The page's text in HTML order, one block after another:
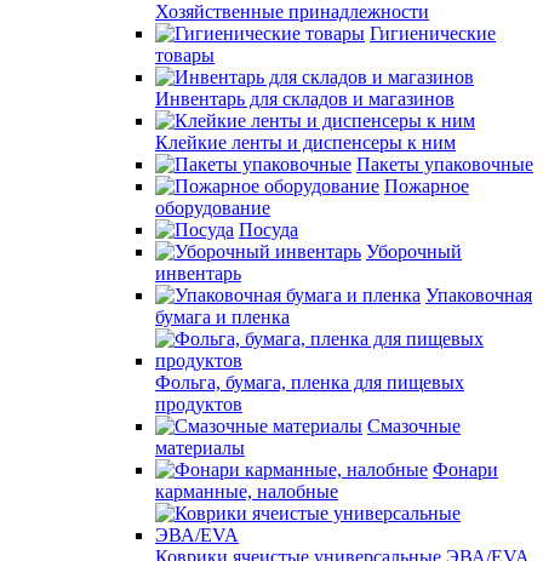
Хозяйственные принадлежности
Гигиенические
товары
Инвентарь для складов и магазинов
Клейкие ленты и диспенсеры к ним
Пакеты упаковочные
Пожарное
оборудование
Посуда
Уборочный
инвентарь
Упаковочная
бумага и пленка
Фольга, бумага, пленка для пищевых
продуктов
Смазочные
материалы
Фонари
карманные, налобные
Коврики ячеистые универсальные ЭВА/EVA